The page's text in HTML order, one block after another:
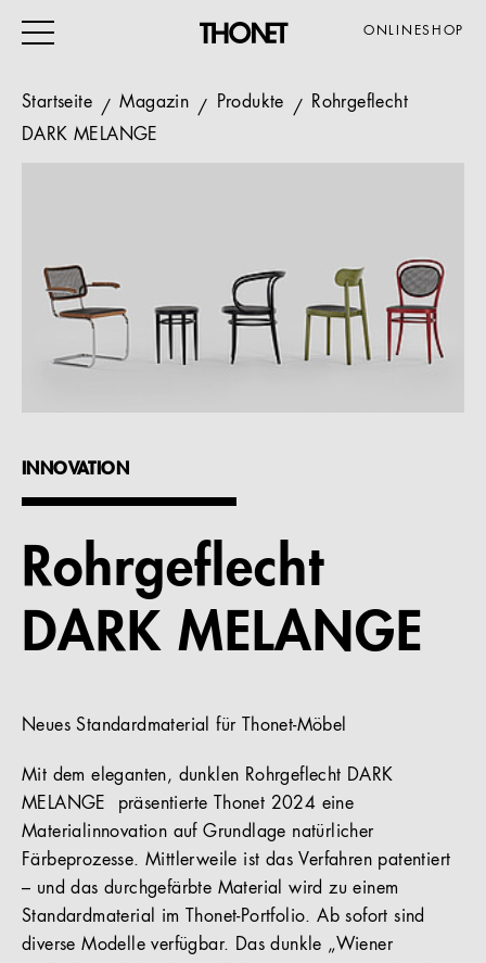
ONLINESHOP
VERANSTALTUNG
GASTRO & HOTEL
ALLE PRODUKTE
Magazin
Service
Unternehmen
Startseite Magazin Produkte
Rohrgeflecht
DARK MELANGE
INNOVATION
Rohrgeflecht
DARK MELANGE
Neues Standardmaterial für Thonet-Möbel
Mit dem eleganten, dunklen Rohrgeflecht DARK
MELANGE präsentierte Thonet 2024 eine
Materialinnovation auf Grundlage natürlicher
Färbeprozesse. Mittlerweile ist das Verfahren patentiert
– und das durchgefärbte Material wird zu einem
Standardmaterial im Thonet-Portfolio. Ab sofort sind
diverse Modelle verfügbar. Das dunkle „Wiener